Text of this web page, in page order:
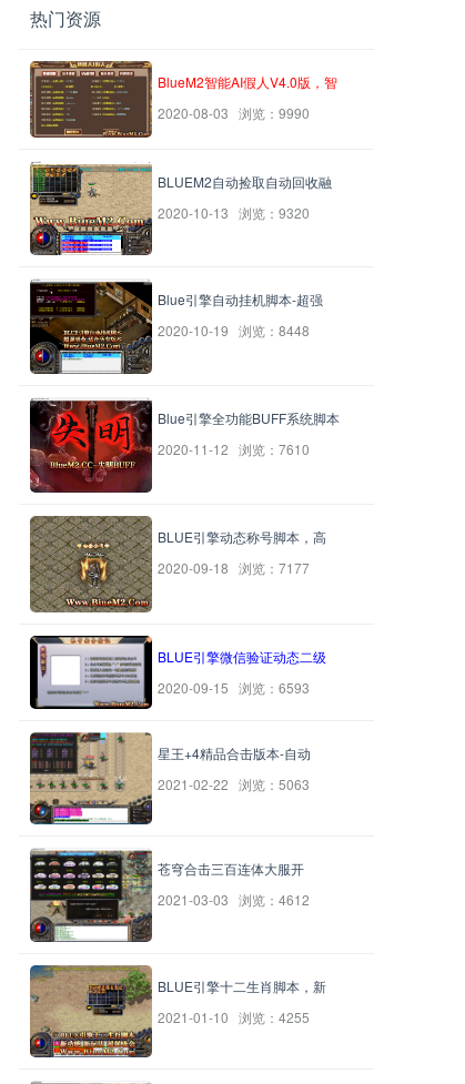
热门资源
BlueM2智能AI假人V4.0版，智
2020-08-03 浏览：9990
BLUEM2自动捡取自动回收融
2020-10-13 浏览：9320
Blue引擎自动挂机脚本-超强
2020-10-19 浏览：8448
Blue引擎全功能BUFF系统脚本
2020-11-12 浏览：7610
BLUE引擎动态称号脚本，高
2020-09-18 浏览：7177
BLUE引擎微信验证动态二级
2020-09-15 浏览：6593
星王+4精品合击版本-自动
2021-02-22 浏览：5063
苍穹合击三百连体大服开
2021-03-03 浏览：4612
BLUE引擎十二生肖脚本，新
2021-01-10 浏览：4255